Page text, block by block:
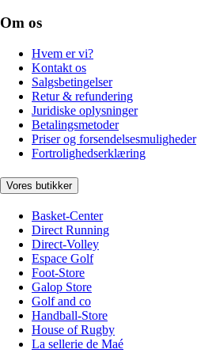
Om os
Hvem er vi?
Kontakt os
Salgsbetingelser
Retur & refundering
Juridiske oplysninger
Betalingsmetoder
Priser og forsendelsesmuligheder
Fortrolighedserklæring
Vores butikker
Basket-Center
Direct Running
Direct-Volley
Espace Golf
Foot-Store
Galop Store
Golf and co
Handball-Store
House of Rugby
La sellerie de Maé